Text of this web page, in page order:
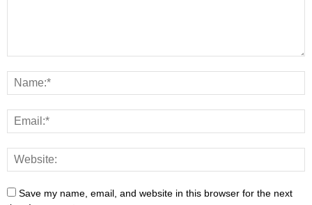
Save my name, email, and website in this browser for the next